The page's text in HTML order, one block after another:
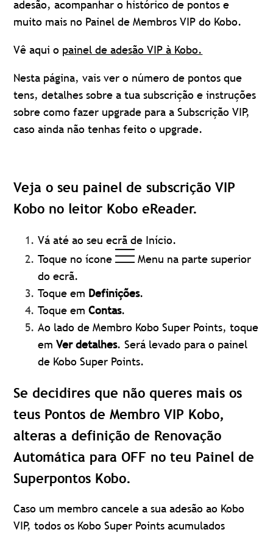
adesão, acompanhar o histórico de pontos e
muito mais no Painel de Membros VIP do Kobo.
Vê aqui o painel de adesão VIP à Kobo.
Nesta página, vais ver o número de pontos que
tens, detalhes sobre a tua subscrição e instruções
sobre como fazer upgrade para a Subscrição VIP,
caso ainda não tenhas feito o upgrade.
Veja o seu painel de subscrição VIP
Kobo no leitor Kobo eReader.
Vá até ao seu ecrã de Início.
Toque no ícone
Menu na parte superior
do ecrã.
Toque em Definições.
Toque emContas.
Ao lado de Membro Kobo Super Points, toque
emVer detalhes. Será levado para o painel
de Kobo Super Points.
Se decidires que não queres mais os
teus Pontos de Membro VIP Kobo,
alteras a definição de Renovação
Automática para OFF no teu Painel de
Superpontos Kobo.
Caso um membro cancele a sua adesão ao Kobo
VIP, todos os Kobo Super Points acumulados